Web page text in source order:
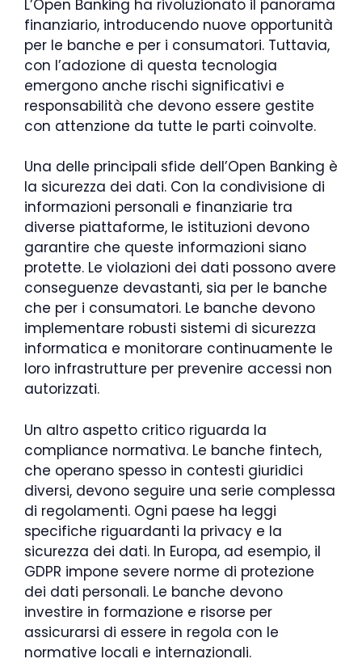
L’Open Banking ha rivoluzionato il panorama
finanziario, introducendo nuove opportunità
per le banche e per i consumatori. Tuttavia,
con l’adozione di questa tecnologia
emergono anche rischi significativi e
responsabilità che devono essere gestite
con attenzione da tutte le parti coinvolte.
Una delle principali sfide dell’Open Banking è
la sicurezza dei dati. Con la condivisione di
informazioni personali e finanziarie tra
diverse piattaforme, le istituzioni devono
garantire che queste informazioni siano
protette. Le violazioni dei dati possono avere
conseguenze devastanti, sia per le banche
che per i consumatori. Le banche devono
implementare robusti sistemi di sicurezza
informatica e monitorare continuamente le
loro infrastrutture per prevenire accessi non
autorizzati.
Un altro aspetto critico riguarda la
compliance normativa. Le banche fintech,
che operano spesso in contesti giuridici
diversi, devono seguire una serie complessa
di regolamenti. Ogni paese ha leggi
specifiche riguardanti la privacy e la
sicurezza dei dati. In Europa, ad esempio, il
GDPR impone severe norme di protezione
dei dati personali. Le banche devono
investire in formazione e risorse per
assicurarsi di essere in regola con le
normative locali e internazionali.